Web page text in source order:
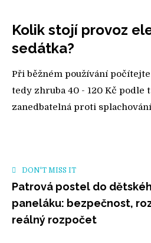
Kolik stojí provoz
sedátka?
Při běžném používání
tedy zhruba 40 - 120 Kč podle
zanedbatelná proti
DON'T MISS IT
Patrová postel do
paneláku: bezpečnost,
reálný rozpočet